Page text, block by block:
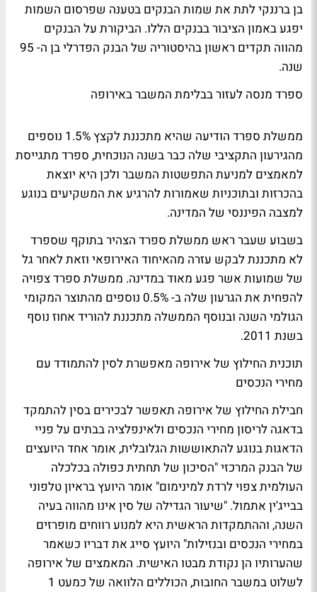
בן ברננקי לתת את שמות הבנקים בטענה שפרסום השמות
יפגע באמון הציבור בבנקים הללו. הביקורת על הבנקים
מהווה תקדים ראשון בהיסטוריה של הבנק הפדרלי בן ה- 95
שנה.
ספרד מנסה לעזור בבלימת המשבר באירופה
ממשלת ספרד הודיעה שהיא מתכננת לקצץ 1.5% נוספים
מהגירעון התקציבי שלה כבר בשנה הנוכחית, ספרד מתגייסת
למאמצים למניעת התפשטות המשבר ולכן היא יוצאת
בהכרזות ובתוכניות שאמורות להרגיע את המשקיעים בנוגע
למצבה הפיננסי של המדינה.
בשבוע שעבר ראש ממשלת ספרד הצהיר בתוקף שספרד
לא מתכננת לבקש עזרה מהאיחוד האירופאי וזאת לאחר גל
של שמועות אשר פגע מאוד במדינה. ממשלת ספרד צפויה
להפחית את הגרעון שלה ב- 0.5% נוספים מהתוצר המקומי
הגולמי השנה ובנוסף הממשלה מתכננת להוריד אחוז נוסף
בשנת 2011.
תוכנית החילוץ של אירופה מאפשרת לסין להתמודד עם
מחירי הנכסים
חבילת החילוץ של אירופה תאפשר לבכירים בסין להתמקד
בדאגה לריסון מחירי הנכסים ולאינפלציה בבתים על פניי
הדאגות בנוגע להתאוששות הגלובלית, אומר אחד היועצים
של הבנק המרכזי "הסיכון של תחתית כפולה בכלכלה
העולמית צפוי לרדת למינימום" אומר היועץ בראיון טלפוני
בבייג'ין אתמול. "שיעור הגדילה של סין אינו מהווה בעיה
השנה, וההתמקדות הראשית היא למנוע רווחים מופרזים
במחירי הנכסים ובנזילות" היועץ סייג את דבריו כשאמר
שהערותיו הן נקודת מבטו האישית. המאמצים של אירופה
לשלוט במשבר החובות, הכוללים הלוואה של כמעט 1